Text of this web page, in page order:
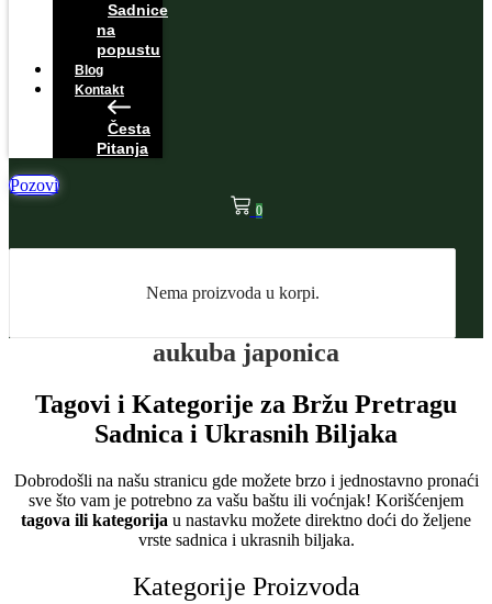
Sadnice
na
popustu
Blog
Kontakt
Česta
Pitanja
Pozovi
0
Nema proizvoda u korpi.
aukuba japonica
Tagovi i Kategorije za Bržu Pretragu
Sadnica i Ukrasnih Biljaka
Dobrodošli na našu stranicu gde možete brzo i jednostavno pronaći
sve što vam je potrebno za vašu baštu ili voćnjak! Korišćenjem
tagova ili kategorija u nastavku možete direktno doći do željene
vrste sadnica i ukrasnih biljaka.
Kategorije Proizvoda